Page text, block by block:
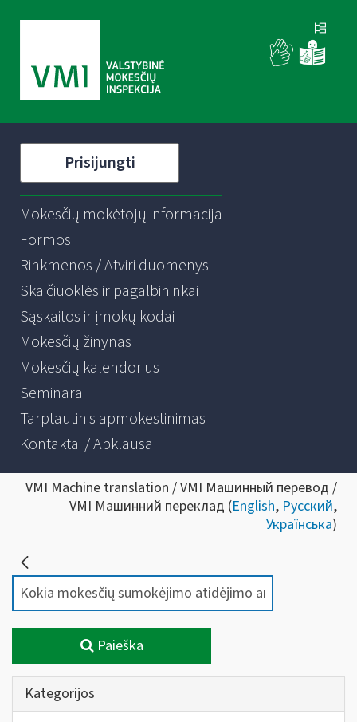
Prisijungti
Mokesčių mokėtojų informacija
Formos
Rinkmenos / Atviri duomenys
Skaičiuoklės ir pagalbininkai
Sąskaitos ir įmokų kodai
Mokesčių žinynas
Mokesčių kalendorius
Seminarai
Tarptautinis apmokestinimas
Kontaktai / Apklausa
VMI Machine translation / VMI Машинный перевод /
VMI Машинний переклад (English, Русский,
Українська)
Paieška
Kategorijos